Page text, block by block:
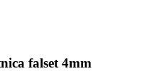
falset 4mm